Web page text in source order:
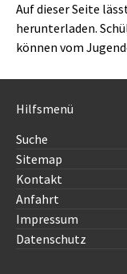
Auf dieser Seite
herunterladen.
können vom
Hilfsmenü
Suche
Sitemap
Kontakt
Anfahrt
Impressum
Datenschutz